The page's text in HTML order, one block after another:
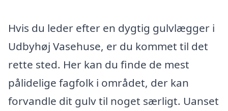
Hvis du leder efter en dygtig gulvlægger i
Udbyhøj Vasehuse, er du kommet til det
rette sted. Her kan du finde de mest
pålidelige fagfolk i området, der kan
forvandle dit gulv til noget særligt. Uanset